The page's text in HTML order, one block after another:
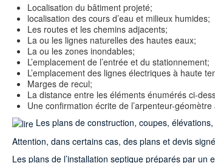
Localisation du bâtiment projeté;
localisation des cours d’eau et milieux humides;
Les routes et les chemins adjacents;
La ou les lignes naturelles des hautes eaux;
La ou les zones inondables;
L’emplacement de l’entrée et du stationnement;
L’emplacement des lignes électriques à haute
Marges de recul;
La distance entre les éléments énumérés ci-
Une confirmation écrite de l’arpenteur-
Les plans de construction, coupes,
Attention, dans certains cas, des plans et devis
Les plans de l’installation septique préparés par